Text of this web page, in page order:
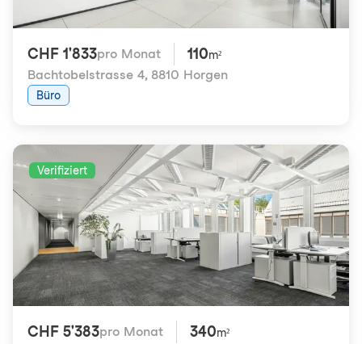
CHF 1'833pro Monat 110m²
Bachtobelstrasse 4, 8810 Horgen
Büro
Verifiziert
CHF 5'383pro Monat 340m²